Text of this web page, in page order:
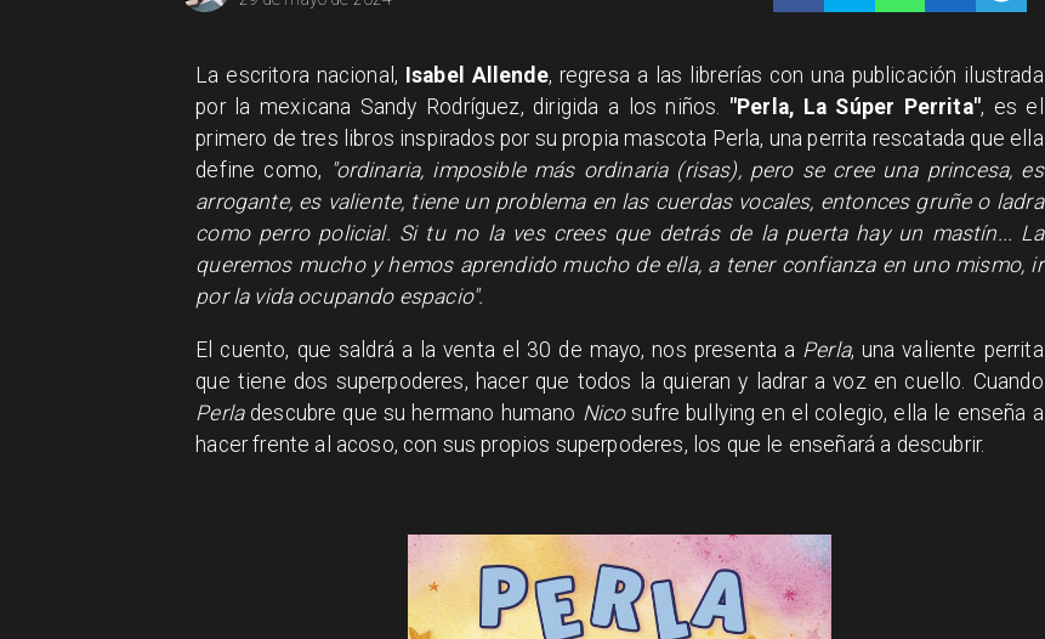
La escritora nacional, Isabel Allende, regresa a las librerías con una publicación ilustrada
por la mexicana Sandy Rodríguez, dirigida a los niños. "Perla, La Súper Perrita", es el
primero de tres libros inspirados por su propia mascota Perla, una perrita rescatada que ella
define como, "ordinaria, imposible más ordinaria (risas), pero se cree una princesa, es
arrogante, es valiente, tiene un problema en las cuerdas vocales, entonces gruñe o ladra
como perro policial. Si tu no la ves crees que detrás de la puerta hay un mastín... La
queremos mucho y hemos aprendido mucho de ella, a tener confianza en uno mismo, ir
por la vida ocupando espacio".
El cuento, que saldrá a la venta el 30 de mayo, nos presenta a Perla, una valiente perrita
que tiene dos superpoderes, hacer que todos la quieran y ladrar a voz en cuello. Cuando
Perladescubre que su hermano humano Nicosufre bullying en el colegio, ella le enseña a
hacer frente al acoso, con sus propios superpoderes, los que le enseñará a descubrir.